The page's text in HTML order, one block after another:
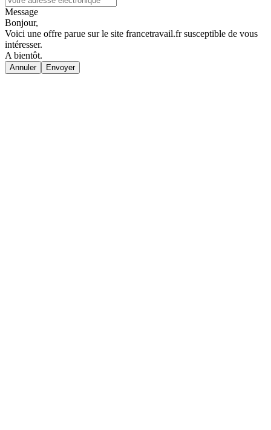
Message
Bonjour,
Voici une offre parue sur le site francetravail.fr susceptible de vous
intéresser.
A bientôt.
Annuler